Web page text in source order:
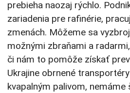
prebieha naozaj rýchlo.
zariadenia pre rafinérie,
zmenách. Môžeme sa
možnými zbraňami a
či nám to pomôže získať
Ukrajine obrnené
kvapalným palivom, nemáme